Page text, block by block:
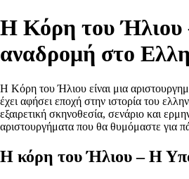
Η Κόρη του Ήλιου
αναδρομή στο
Η Κόρη του Ήλιου είναι μια
έχει αφήσει εποχή στην ιστορία του
εξαιρετική σκηνοθεσία, σενάριο και
αριστουργήματα που θα θυμόμαστε για
Η κόρη του Ήλιου – Η